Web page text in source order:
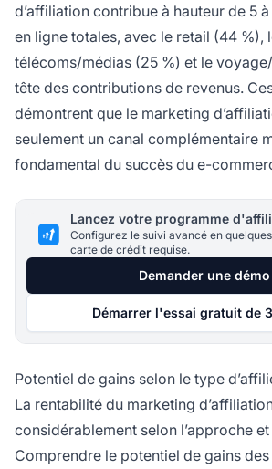
d’affiliation contribue à hauteur de 5
en ligne totales, avec le retail (44 %),
télécoms/médias (25 %) et le
tête des contributions de revenus.
démontrent que le marketing
seulement un canal complémentaire
fondamental du succès du e-
Lancez votre programme
Configurez le suivi avancé en
carte de crédit requise.
Demander une démo
Démarrer l'essai gratuit de
Potentiel de gains selon le type
La rentabilité du marketing
considérablement selon l’approche
Comprendre le potentiel de gains